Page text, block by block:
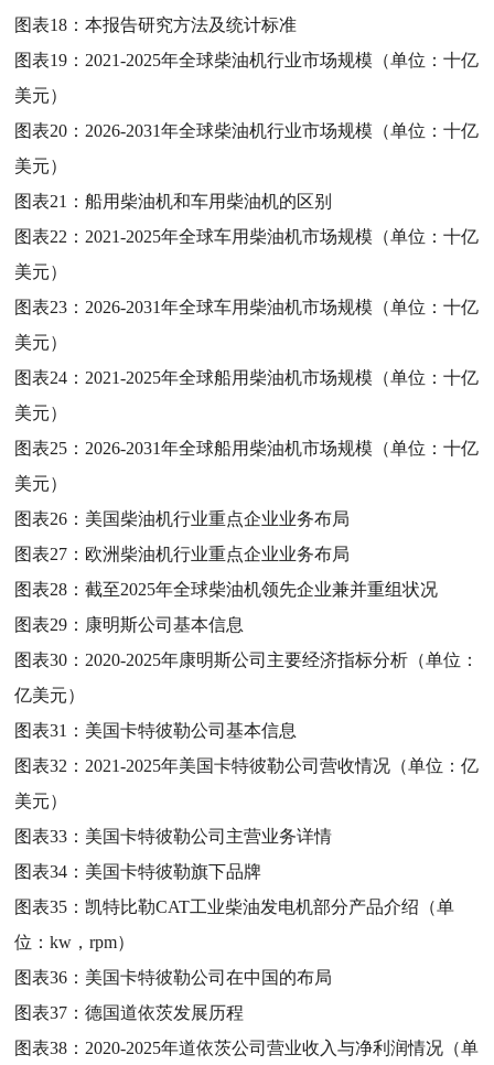
图表18：本报告研究方法及统计标准
图表19： 2021-2025年全球柴油机行业市场规模（单位：十亿
美元）
图表20： 2026-2031年全球柴油机行业市场规模（单位：十亿
美元）
图表21：船用柴油机和车用柴油机的区别
图表22： 2021-2025年全球车用柴油机市场规模（单位：十亿
美元）
图表23： 2026-2031年全球车用柴油机市场规模（单位：十亿
美元）
图表24： 2021-2025年全球船用柴油机市场规模（单位：十亿
美元）
图表25： 2026-2031年全球船用柴油机市场规模（单位：十亿
美元）
图表26： 美国柴油机行业重点企业业务布局
图表27： 欧洲柴油机行业重点企业业务布局
图表28：截至2025年全球柴油机领先企业兼并重组状况
图表29： 康明斯公司基本信息
图表30： 2020-2025年康明斯公司主要经济指标分析（单位：
亿美元）
图表31： 美国卡特彼勒公司基本信息
图表32： 2021-2025年美国卡特彼勒公司营收情况（单位：亿
美元）
图表33： 美国卡特彼勒公司主营业务详情
图表34： 美国卡特彼勒旗下品牌
图表35：凯特比勒CAT工业柴油发电机部分产品介绍（单
位：kw，rpm）
图表36： 美国卡特彼勒公司在中国的布局
图表37：德国道依茨发展历程
图表38： 2020-2025年道依茨公司营业收入与净利润情况（单